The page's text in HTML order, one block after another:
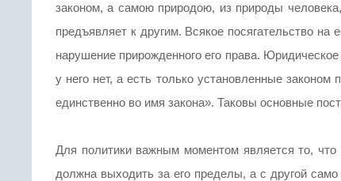
законом, а самою природою, из природы
предъявляет к другим. Всякое посягательство
нарушение прирожденного его права.
у него нет, а есть только установленные
единственно во имя закона». Таковы основные
Для политики важным моментом является то, что
должна выходить за его пределы, а с другой